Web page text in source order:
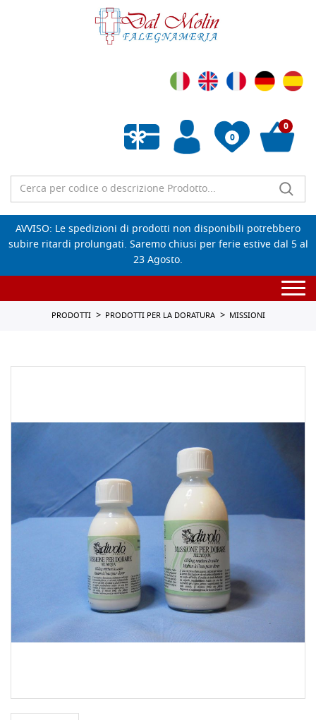
0
Wishlist vuota
0
AVVISO: Le spedizioni di prodotti non disponibili potrebbero
subire ritardi prolungati. Saremo chiusi per ferie estive dal 5 al
23 Agosto.
PRODOTTI PRODOTTI PER LA DORATURA MISSIONI